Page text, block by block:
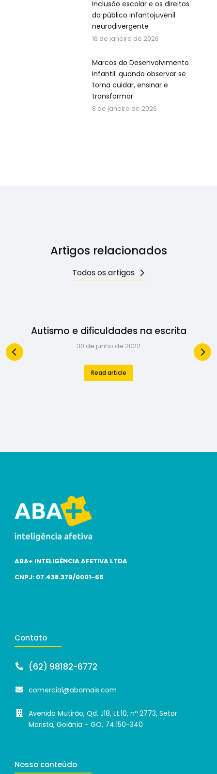
Inclusão escolar e os direitos
do público infantojuvenil
neurodivergente
16 de janeiro de 2026
Marcos do Desenvolvimento
Infantil: quando observar se
torna cuidar, ensinar e
transformar
8 de janeiro de 2026
Artigos relacionados
Todos os artigos
Autismo e dificuldades na escrita
30 de junho de 2022
Read article
ABA+ INTELIGÊNCIA AFETIVA LTDA
CNPJ: 07.438.379/0001-65
Contato
(62) 98182-6772
comercial@abamais.com
Avenida Mutirão, Qd. J18, Lt.10, nº 2773, Setor
Marista, Goiânia – GO, 74.150-340
Nosso conteúdo